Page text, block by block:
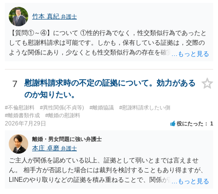
竹本 真紀 弁護士
【質問①～④】について ①性的行為でなく，性交類似行為であったと
しても慰謝料請求は可能です。しかも，保有している証拠は，交際の
ような関係にあり，少なくとも性交類似行為の存在を確実に証明でき
ことを窺わせるものです。）。ですから，慰謝料請求を進めることで
よいと思います。 ただ．慰謝料額については，婚姻破綻に至っていな
いとして，この点を考慮されることになるかもしれません。 ②夫との
今後のことを考えて書いてもらうか否かを検討するのがよいと思いま
す。今ある証拠以上のことを証明（証明力を強めることも含む）でき
るのであれば，前向きに検討を進めるという考え方でもよいでしょ
値と夫との関係との均衡のように思います。 ③行政書士に委任をして
いるのであれば，どのような内容の委任なのか不明ですが，その行政
書士との協議になると思います。請求するか，訴訟にするか，その点
の見極めや，相手方は性交類似行為は認めているのか，それさえも否
定しているのかによって，考え方・進め方は変わってくると思いま
7
慰謝料請求時の不定の証拠について。効力がある
のか知りたい。
#不倫慰謝料 #異性関係(不貞等) #離婚協議
#慰謝料請求したい側
#離婚書類作成
#離婚の慰謝料
2026年7月29日 役にたった 1
離婚・男女問題に強い弁護士
本庄 卓磨 弁護士
ご主人が関係を認めている以上、証拠として弱いとまでは言えませ
ん。 相手方が否認した場合には裁判を検討することもあり得ますが、
LINEのやり取りなどの証拠を積み重ねることで、関係が認定される余